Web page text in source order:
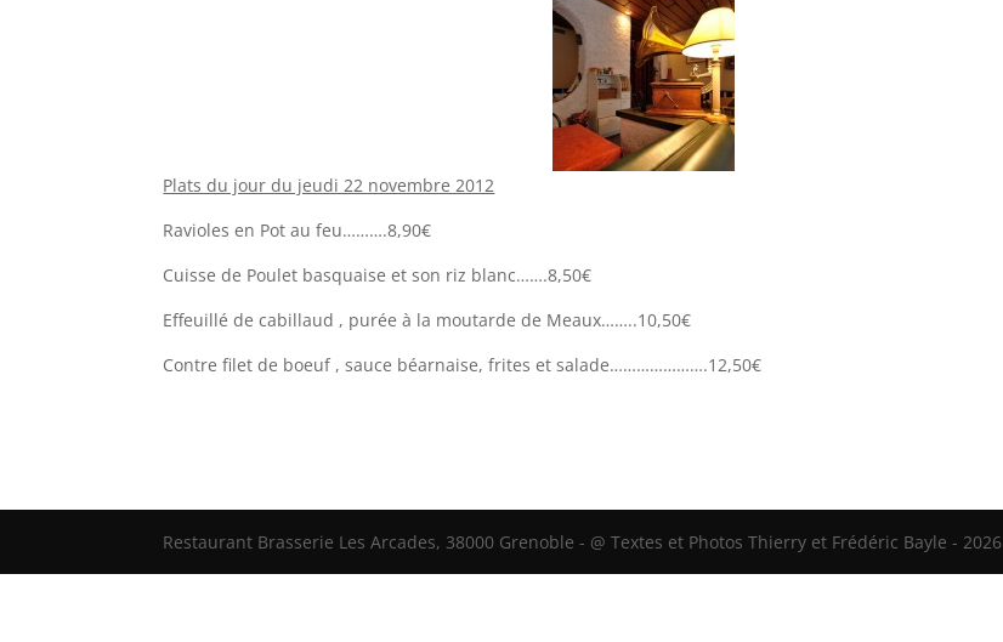
Plats du jour du jeudi 22 novembre 2012
Ravioles en Pot au feu……….8,90€
Cuisse de Poulet basquaise et son riz blanc…….8,50€
Effeuillé de cabillaud , purée à la moutarde de Meaux……..10,50€
Contre filet de boeuf , sauce béarnaise, frites et salade………………….12,50€
Restaurant Brasserie Les Arcades, 38000 Grenoble - @ Textes et Photos Thierry et Frédéric Bayle - 2026